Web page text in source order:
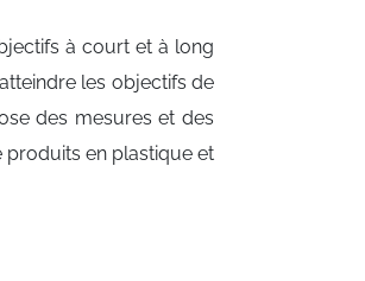
à court et à long
les objectifs de
des mesures et des
produits en plastique et